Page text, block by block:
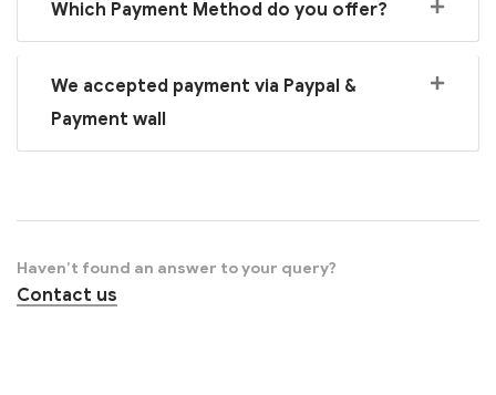
Haven’t found an answer to your query?
Contact us
Which Payment Method do you offer?
We accepted payment via Paypal &
Payment wall